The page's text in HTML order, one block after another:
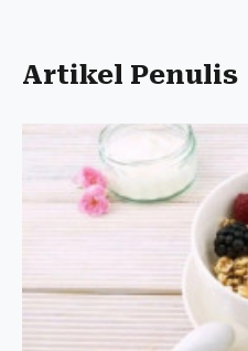
Artikel Penulis